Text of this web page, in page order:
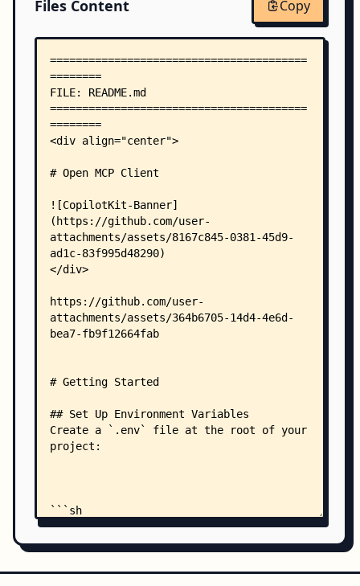
    │   ├── math_server.py
    │   ├── uv.lock
    │   └── sample_agent/
    │       ├── __init__.py
    │       └── agent.py
    ├── app/
    │   ├── globals.css
    │   ├── instructions.ts
    │   ├── page.tsx
    │   ├── api/
    │   │   └── copilotkit/
    │   │       └── route.ts
    │   ├── components/
    │   │   ├── CopilotActionHandler.tsx
    │   │   ├── MCPConfigForm.tsx
    │   │   ├── PreviewSpreadsheetChanges.tsx
    │   │   ├── SingleSpreadsheet.tsx
    │   ├── hooks/
    │   └── utils/
    │       └── canonicalSpreadsheetData.ts
    └── lib/
Files Content Copy